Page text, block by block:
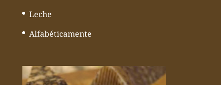
Leche
Alfabéticamente